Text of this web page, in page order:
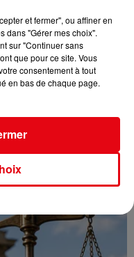
ORANGE CE WEEK-END
et fermer", ou affiner en
dans "Gérer mes choix".
sur "Continuer sans
que pour ce site. Vous
consentement à tout
en bas de chaque page.